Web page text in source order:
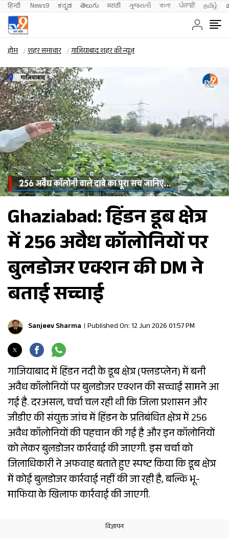
हिन्दी News9 ಕನ್ನಡ తెలుగు मराठी ગુજરાતી বাংলা ਪੰਜਾਬੀ தமிழ்
होम शहर समाचार गाजियाबाद शहर की न्यूज़
Ghaziabad: हिंडन डूब क्षेत्र
में 256 अवैध कॉलोनियों पर
बुलडोजर एक्शन की DM ने
बताई सच्चाई
Sanjeev Sharma Published On: 12 Jun 2026 01:57 PM
गाजियाबाद में हिंडन नदी के डूब क्षेत्र (फ्लडप्लेन) में बनी
अवैध कॉलोनियों पर बुलडोजर एक्शन की सच्चाई सामने आ
गई है. दरअसल, चर्चा चल रही थी कि जिला प्रशासन और
जीडीए की संयुक्त जांच में हिंडन के प्रतिबंधित क्षेत्र में 256
अवैध कॉलोनियों की पहचान की गई है और इन कॉलोनियों
को लेकर बुलडोजर कार्रवाई की जाएगी. इस चर्चा को
जिलाधिकारी ने अफवाह बताते हुए स्पष्ट किया कि डूब क्षेत्र
में कोई बुलडोजर कार्रवाई नहीं की जा रही है, बल्कि भू-
माफिया के खिलाफ कार्रवाई की जाएगी.